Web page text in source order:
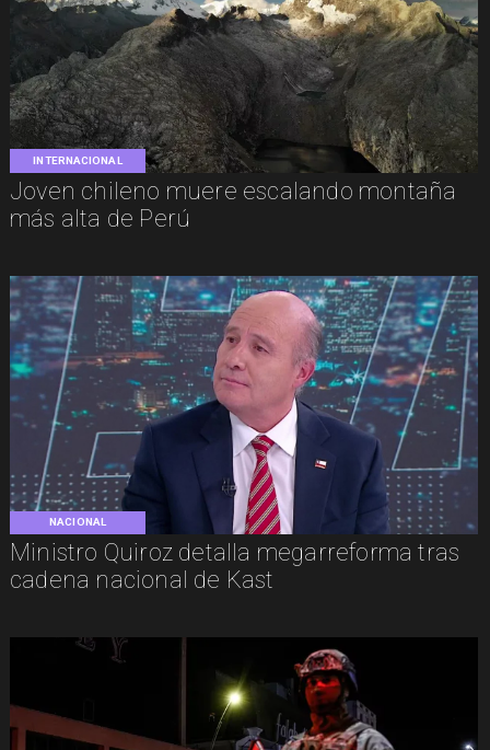
INTERNACIONAL
Joven chileno muere escalando montaña
más alta de Perú
NACIONAL
Ministro Quiroz detalla megarreforma tras
cadena nacional de Kast